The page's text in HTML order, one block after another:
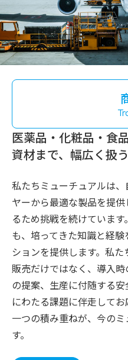
医薬品・化粧品 ・食品
資材まで、 幅広く扱
私たちミューチュアルは
ヤーから最適な製品を提
るため挑戦を続けていま
も、培ってきた知識と経
ションを提供します。私
販売だけではなく、導入
の提案、生産に付随する
にわたる課題に伴走して
一つの積み重ねが、今の
す。